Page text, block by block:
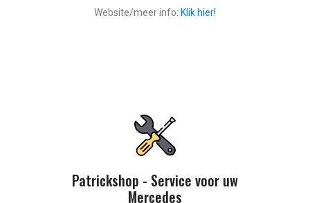
Website/meer info: Klik hier!
Patrickshop - Service voor uw
Mercedes